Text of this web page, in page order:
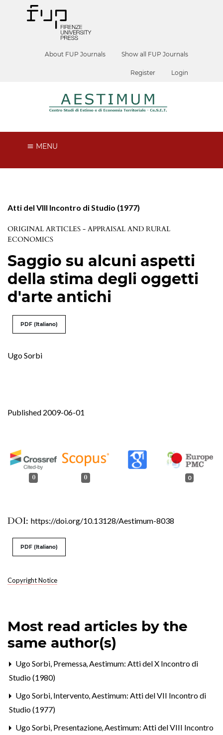
About FUP Journals Show all FUP Journals
Register Login
MENU
Atti del VIII Incontro di Studio (1977)
ORIGINAL ARTICLES - APPRAISAL AND RURAL
ECONOMICS
Saggio su alcuni aspetti
della stima degli oggetti
d'arte antichi
PDF (Italiano)
Ugo Sorbi
DOI: https://doi.org/10.13128/Aestimum-8038
Published 2009-06-01
Copyright Notice
0 0 0
PDF (Italiano)
Most read articles by the
same author(s)
Ugo Sorbi, Premessa,Aestimum: Atti del X Incontro di
Studio (1980)
Ugo Sorbi, Intervento,Aestimum: Atti del VII Incontro di
Studio (1977)
Ugo Sorbi, Presentazione,Aestimum: Atti del VIII Incontro